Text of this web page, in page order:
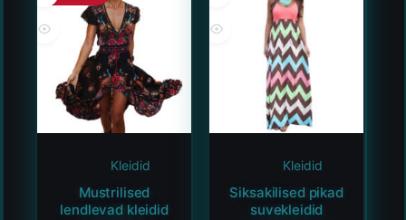
Kleidid
Mustrilised
lendlevad kleidid
Kleidid
Siksakilised pikad
suvekleidid